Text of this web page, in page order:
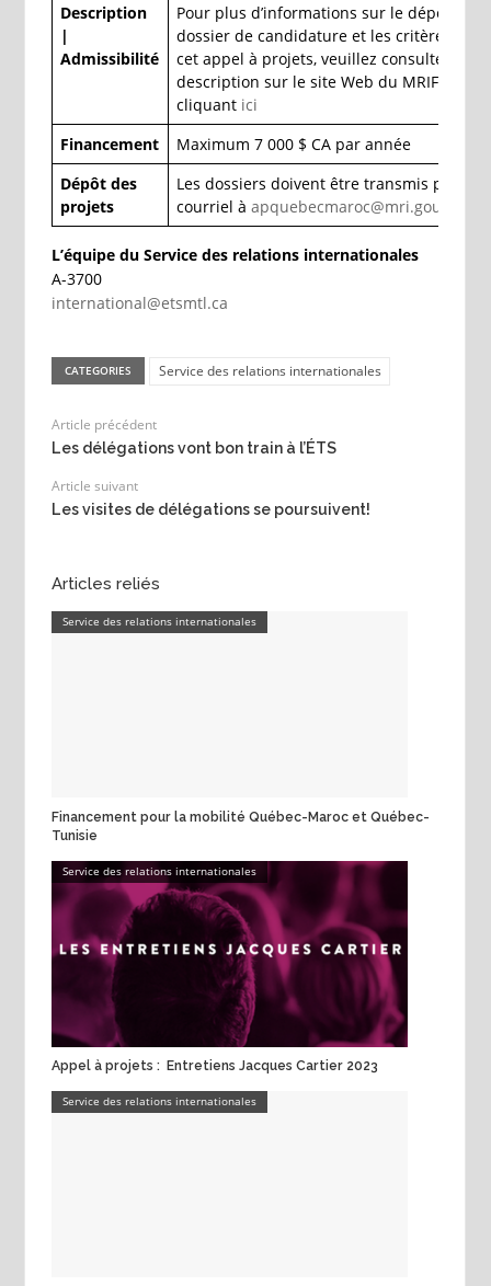
Description
|
Admissibilité
Pour plus d’informations sur le dépôt du
dossier de candidature et les critères de
cet appel à projets, veuillez consulter la
description sur le site Web du MRIF, en
cliquant ici
Financement
Maximum 7 000 $ CA par année
Dépôt des
projets
Les dossiers doivent être transmis par
courriel à apquebecmaroc@mri.gouv.qc.ca
L’équipe du Service des relations internationales
A-3700
international@etsmtl.ca
CATEGORIES Service des relations internationales
Article précédent
Les délégations vont bon train à l’ÉTS
Article suivant
Les visites de délégations se poursuivent!
Articles reliés
Service des relations internationales
Financement pour la mobilité Québec-Maroc et Québec-
Tunisie
Service des relations internationales
Appel à projets : Entretiens Jacques Cartier 2023
Service des relations internationales